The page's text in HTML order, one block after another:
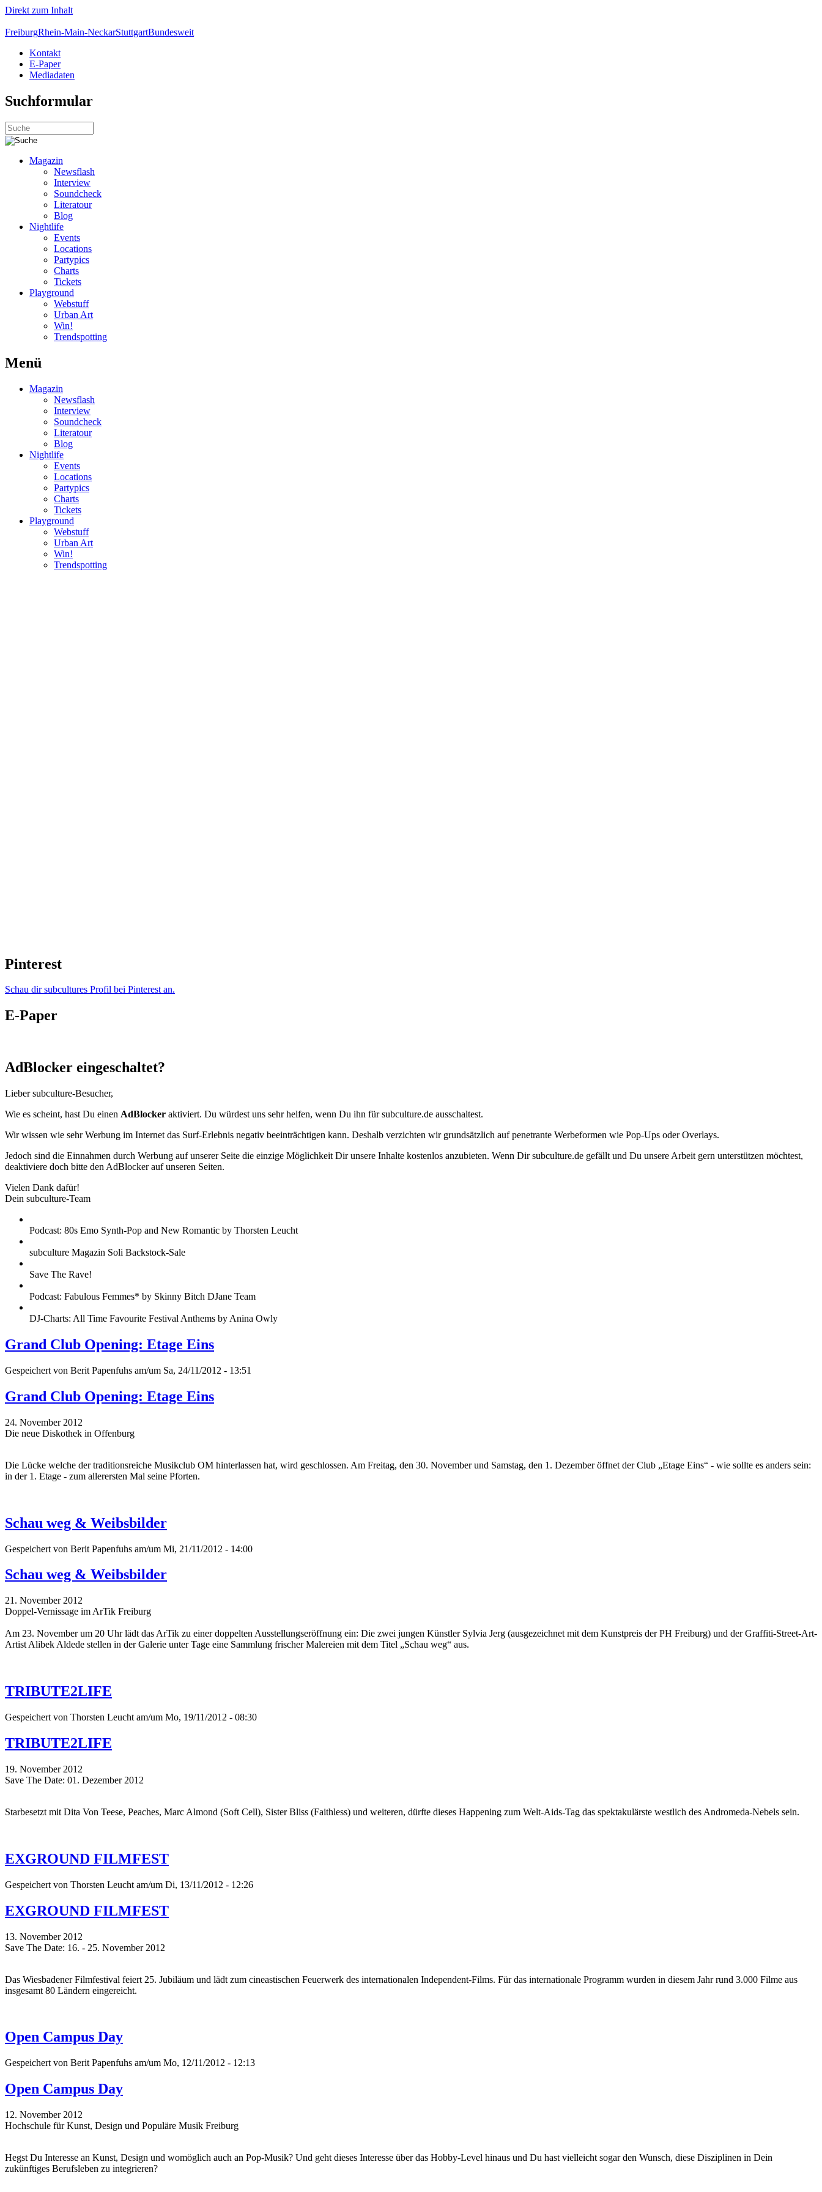
Direkt zum Inhalt
FreiburgRhein-Main-NeckarStuttgartBundesweit
Kontakt
E-Paper
Mediadaten
Suchformular
Magazin
Newsflash
Interview
Soundcheck
Literatour
Blog
Nightlife
Events
Locations
Partypics
Charts
Tickets
Playground
Webstuff
Urban Art
Win!
Trendspotting
Menü
Magazin
Newsflash
Interview
Soundcheck
Literatour
Blog
Nightlife
Events
Locations
Partypics
Charts
Tickets
Playground
Webstuff
Urban Art
Win!
Trendspotting
Pinterest
Schau dir subcultures Profil bei Pinterest an.
E-Paper
AdBlocker eingeschaltet?
Lieber subculture-Besucher,
Wie es scheint, hast Du einen AdBlocker aktiviert. Du würdest uns sehr helfen, wenn Du ihn für subculture.de ausschaltest.
Wir wissen wie sehr Werbung im Internet das Surf-Erlebnis negativ beeinträchtigen kann. Deshalb verzichten wir grundsätzlich auf penetrante Werbeformen wie Pop-Ups oder Overlays.
Jedoch sind die Einnahmen durch Werbung auf unserer Seite die einzige Möglichkeit Dir unsere Inhalte kostenlos anzubieten. Wenn Dir subculture.de gefällt und Du unsere Arbeit gern unterstützen möchtest,
deaktiviere doch bitte den AdBlocker auf unseren Seiten.
Vielen Dank dafür!
Dein subculture-Team
Podcast: 80s Emo Synth-Pop and New Romantic by Thorsten Leucht
subculture Magazin Soli Backstock-Sale
Save The Rave!
Podcast: Fabulous Femmes* by Skinny Bitch DJane Team
DJ-Charts: All Time Favourite Festival Anthems by Anina Owly
Grand Club Opening: Etage Eins
Gespeichert von Berit Papenfuhs am/um Sa, 24/11/2012 - 13:51
Grand Club Opening: Etage Eins
24. November 2012
Die neue Diskothek in Offenburg
Die Lücke welche der traditionsreiche Musikclub OM hinterlassen hat, wird geschlossen. Am Freitag, den 30. November und Samstag, den 1. Dezember öffnet der Club „Etage Eins“ - wie sollte es anders sein:
in der 1. Etage - zum allerersten Mal seine Pforten.
Schau weg & Weibsbilder
Gespeichert von Berit Papenfuhs am/um Mi, 21/11/2012 - 14:00
Schau weg & Weibsbilder
21. November 2012
Doppel-Vernissage im ArTik Freiburg
Am 23. November um 20 Uhr lädt das ArTik zu einer doppelten Ausstellungseröffnung ein: Die zwei jungen Künstler Sylvia Jerg (ausgezeichnet mit dem Kunstpreis der PH Freiburg) und der Graffiti-Street-Art-
Artist Alibek Aldede stellen in der Galerie unter Tage eine Sammlung frischer Malereien mit dem Titel „Schau weg“ aus.
TRIBUTE2LIFE
Gespeichert von Thorsten Leucht am/um Mo, 19/11/2012 - 08:30
TRIBUTE2LIFE
19. November 2012
Save The Date: 01. Dezember 2012
Starbesetzt mit Dita Von Teese, Peaches, Marc Almond (Soft Cell), Sister Bliss (Faithless) und weiteren, dürfte dieses Happening zum Welt-Aids-Tag das spektakulärste westlich des Andromeda-Nebels sein.
EXGROUND FILMFEST
Gespeichert von Thorsten Leucht am/um Di, 13/11/2012 - 12:26
EXGROUND FILMFEST
13. November 2012
Save The Date: 16. - 25. November 2012
Das Wiesbadener Filmfestival feiert 25. Jubiläum und lädt zum cineastischen Feuerwerk des internationalen Independent-Films. Für das internationale Programm wurden in diesem Jahr rund 3.000 Filme aus
insgesamt 80 Ländern eingereicht.
Open Campus Day
Gespeichert von Berit Papenfuhs am/um Mo, 12/11/2012 - 12:13
Open Campus Day
12. November 2012
Hochschule für Kunst, Design und Populäre Musik Freiburg
Hegst Du Interesse an Kunst, Design und womöglich auch an Pop-Musik? Und geht dieses Interesse über das Hobby-Level hinaus und Du hast vielleicht sogar den Wunsch, diese Disziplinen in Dein
zukünftiges Berufsleben zu integrieren?